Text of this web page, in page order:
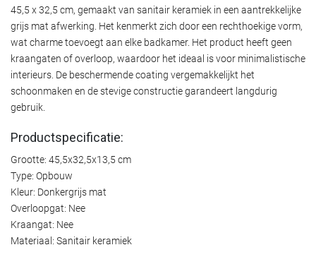
45,5 x 32,5 cm, gemaakt van sanitair keramiek in een aantrekkelijke
grijs mat afwerking. Het kenmerkt zich door een rechthoekige vorm,
wat charme toevoegt aan elke badkamer. Het product heeft geen
kraangaten of overloop, waardoor het ideaal is voor minimalistische
interieurs. De beschermende coating vergemakkelijkt het
schoonmaken en de stevige constructie garandeert langdurig
gebruik.
Productspecificatie:
Grootte: 45,5x32,5x13,5 cm
Type: Opbouw
Kleur: Donkergrijs mat
Overloopgat: Nee
Kraangat: Nee
Materiaal: Sanitair keramiek